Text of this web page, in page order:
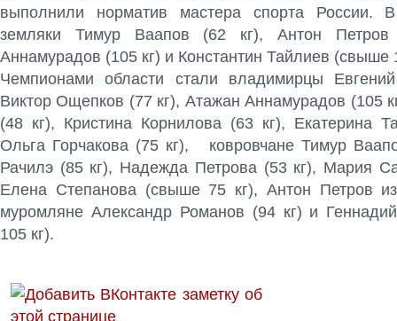
выполнили норматив мастера спорта России.
земляки Тимур Ваапов (62 кг), Антон
Аннамурадов (105 кг) и Константин Тайлиев (свыше
Чемпионами области стали владимирцы
Виктор Ощепков (77 кг), Атажан Аннамурадов (105
(48 кг), Кристина Корнилова (63 кг), Екатерина
Ольга Горчакова (75 кг), ковровчане Тимур
Рачилэ (85 кг), Надежда Петрова (53 кг), Мария
Елена Степанова (свыше 75 кг), Антон Петров
муромляне Александр Романов (94 кг) и
105 кг).